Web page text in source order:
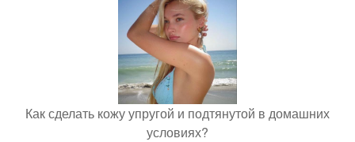
Как сделать кожу упругой и подтянутой в домашних
условиях?